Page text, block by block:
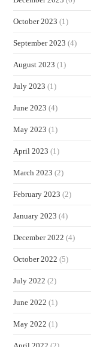
October 2023 (1)
September 2023 (4)
August 2023 (1)
July 2023 (1)
June 2023 (4)
May 2023 (1)
April 2023 (1)
March 2023 (2)
February 2023 (2)
January 2023 (4)
December 2022 (4)
October 2022 (5)
July 2022 (2)
June 2022 (1)
May 2022 (1)